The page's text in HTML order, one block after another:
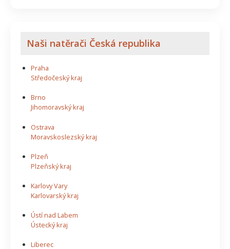
Naši natěrači Česká republika
Praha
Středočeský kraj
Brno
Jihomoravský kraj
Ostrava
Moravskoslezský kraj
Plzeň
Plzeňský kraj
Karlovy Vary
Karlovarský kraj
Ústí nad Labem
Ústecký kraj
Liberec